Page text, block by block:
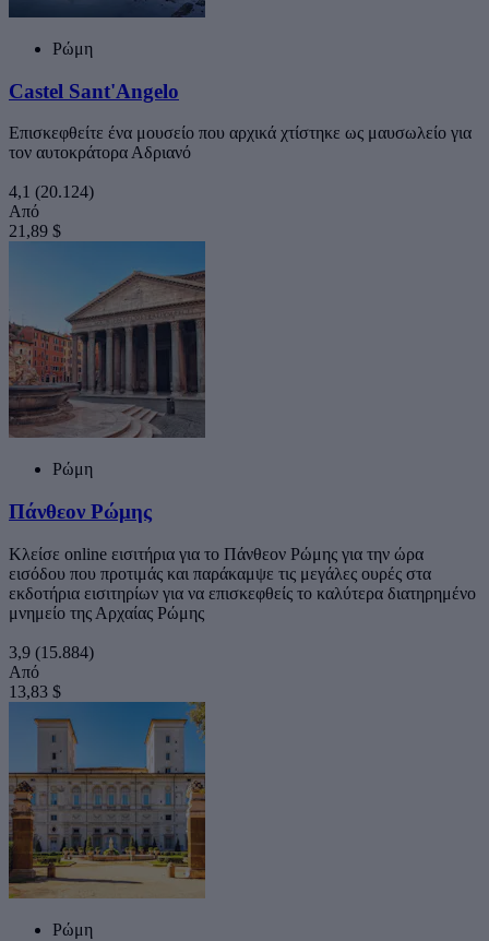
Ρώμη
Castel Sant'Angelo
Επισκεφθείτε ένα μουσείο που αρχικά χτίστηκε ως μαυσωλείο για
τον αυτοκράτορα Αδριανό
4,1 (20.124)
Από
21,89 $
Ρώμη
Πάνθεον Ρώμης
Κλείσε online εισιτήρια για το Πάνθεον Ρώμης για την ώρα
εισόδου που προτιμάς και παράκαμψε τις μεγάλες ουρές στα
εκδοτήρια εισιτηρίων για να επισκεφθείς το καλύτερα διατηρημένο
μνημείο της Αρχαίας Ρώμης
3,9 (15.884)
Από
13,83 $
Ρώμη